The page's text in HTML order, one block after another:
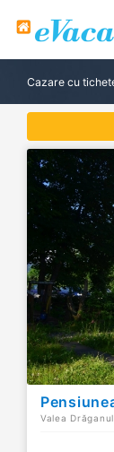
Cazare cu
Valea